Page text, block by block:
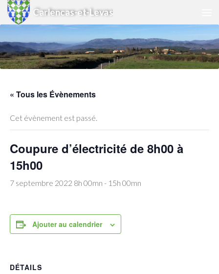
Skip to content
Carlencas-et-Levas
« Tous les Évènements
Cet évènement est passé.
Coupure d’électricité de 8h00 à
15h00
7 septembre 2022 8h 00mn - 15h 00mn
Ajouter au calendrier
DÉTAILS